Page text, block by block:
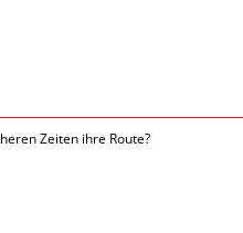
Zeiten ihre Route?